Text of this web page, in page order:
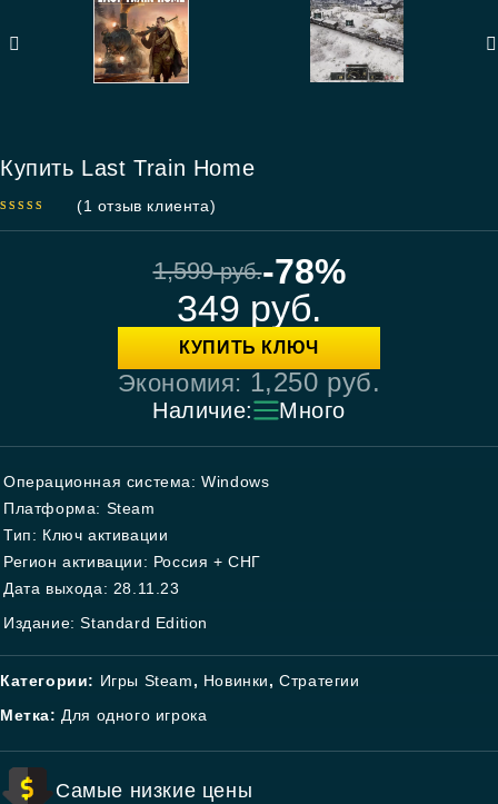
Купить Last Train Home
(1 отзыв клиента)
1,599руб.-78%
349 руб.
КУПИТЬ КЛЮЧ
Экономия: 1,250 руб.
Наличие: Много
Операционная система: Windows
Платформа: Steam
Тип: Ключ активации
Регион активации: Россия + СНГ
Дата выхода: 28.11.23
Издание: Standard Edition
Категории: Игры Steam, Новинки,Стратегии
Метка: Для одного игрока
Самые низкие цены